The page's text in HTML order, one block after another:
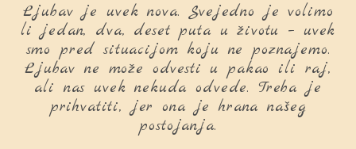
Ljubav je uvek nova. Svejedno je volimo
li jedan, dva, deset puta u životu – uvek
smo pred situacijom koju ne poznajemo.
Ljubav ne može odvesti u pakao ili raj,
ali nas uvek nekuda odvede. Treba je
prihvatiti, jer ona je hrana našeg
postojanja.